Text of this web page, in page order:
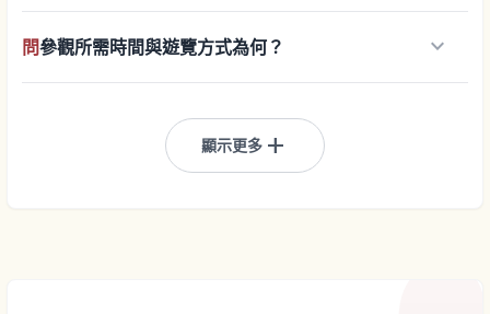
問參觀所需時間與遊覽方式為何？ keyboard_arrow_down
顯示更多 add